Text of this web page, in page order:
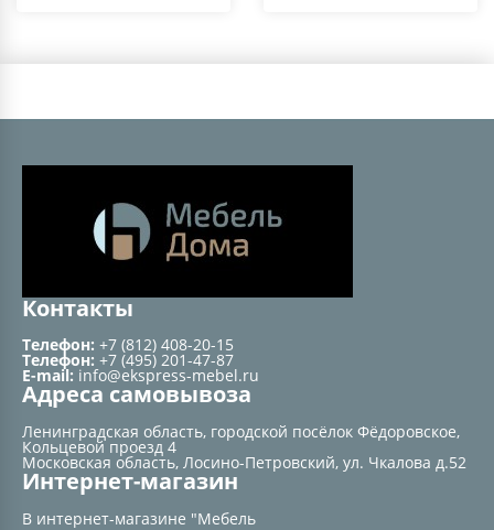
Контакты
Телефон: +7 (812) 408-20-15
Телефон: +7 (495) 201-47-87
E-mail: info@ekspress-mebel.ru
Адреса самовывоза
Ленинградская область, городской посёлок Фёдоровское,
Кольцевой проезд 4
Московская область, Лосино-Петровский, ул. Чкалова д.52
Интернет-магазин
В интернет-магазине "Мебель